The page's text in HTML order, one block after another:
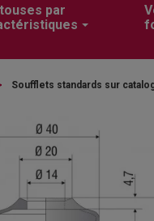
par
Soufflets standards sur